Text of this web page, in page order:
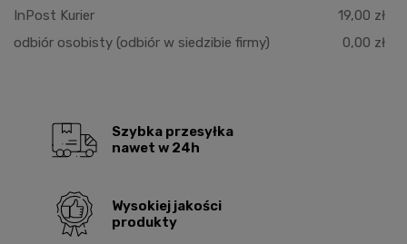
InPost Kurier
19,00 zł
odbiór osobisty (odbiór w siedzibie firmy) 0,00 zł
Szybka przesyłka
nawet w 24h
Wysokiej jakości
produkty